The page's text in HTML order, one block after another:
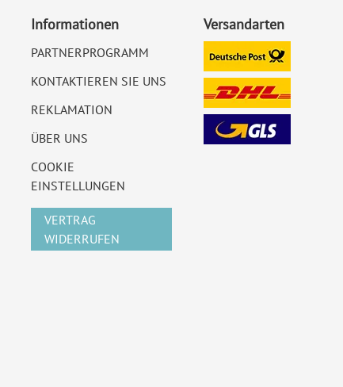
Informationen
PARTNERPROGRAMM
KONTAKTIEREN SIE UNS
REKLAMATION
ÜBER UNS
COOKIE
EINSTELLUNGEN
VERTRAG
WIDERRUFEN
Versandarten